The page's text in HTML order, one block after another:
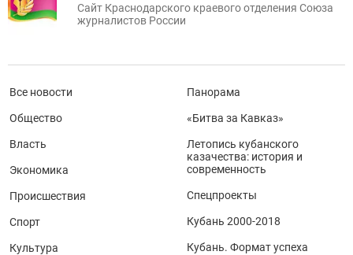
Сайт Краснодарского краевого отделения Союза
журналистов России
Все новости
Общество
Власть
Экономика
Происшествия
Спорт
Культура
Панорама
«Битва за Кавказ»
Летопись кубанского
казачества: история и
современность
Спецпроекты
Кубань 2000-2018
Кубань. Формат успеха